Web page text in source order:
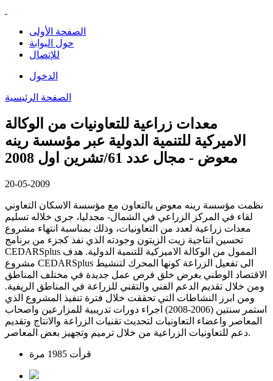
الصفحة الأولى
حول البوابة
للإتصال
الدخول
الصفحة الرئيسية
معدات زراعية للتعاونيات من الوكالة
الاميركية للتنمية الدولية عبر مؤسسة رينه
معوض - مجال عدد 61/تشرين اول 2008
20-05-2009
نظمت مؤسسة رينه معوض بالتعاون مع مؤسسة الاسكان التعاوني
لقاء في المركز الزراعي في الشمال- مجدليا، جرى خلاله تسليم
معدات زراعية لعدد من التعاونيات، وذلك بمناسبة انتهاء مشروع
تحسين انتاجية زيت الزيتون وجودته الذي نفذ كجزء من برنامج
CEDARSplus الممول من الوكالة الاميركية للتنمية الدولية. هدف
مشروع CEDARSplus الى تفعيل الزراعة كونها المحرك لتنشيط
الاقتصاد الوطني بغرض خلق فرص عمل جديدة في مختلف المناطق
ومن خلال تقديم الدعم الفني والتقني للزراعة في المناطق الريفية.
ومن ابرز النشاطات التي تحققت خلال فترة تنفيذ المشروع الذي
استمر سنتين (2006-2008) اجراء دورات تدريبية للمزارعين واصحاب
المعاصر واعضاء التعاونيات لتحديث تقنيات الزراعة والانتاج وتقديم
دعم للتعاونيات الزراعية من خلال ترميم وتجهيز بعض المعاصر.
قرأت 1985 مرة